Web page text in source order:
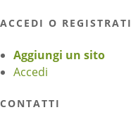
ACCEDI O REGISTRATI
Aggiungi un sito
Accedi
CONTATTI